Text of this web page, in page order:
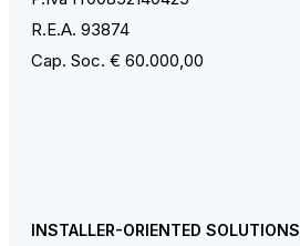
R.E.A. 93874
Cap. Soc. € 60.000,00
INSTALLER-ORIENTED SOLUTIONS